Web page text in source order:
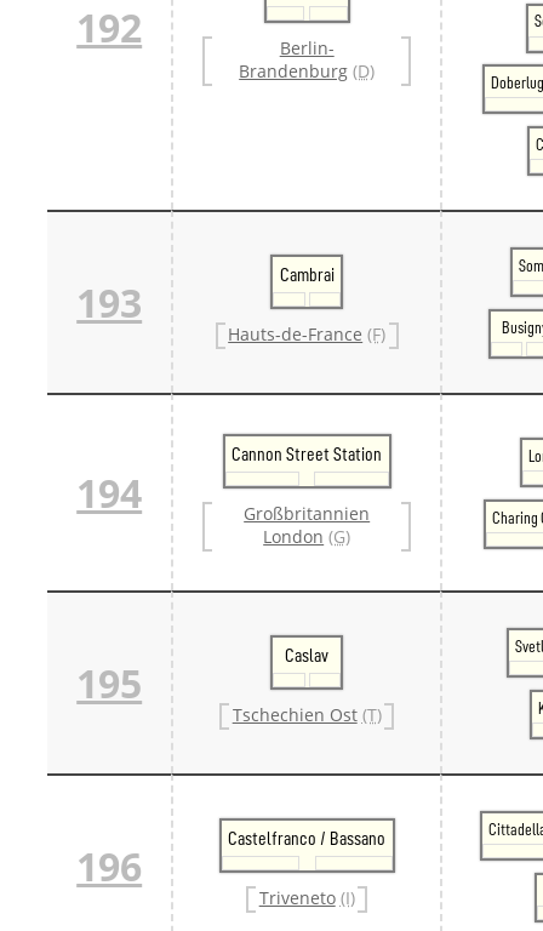
192
Berlin-
Brandenburg (D)
193
Cambrai
Hauts-de-France (F)
194
Cannon Street Station
Großbritannien
London (G)
Charing
195
Caslav
Tschechien Ost (T)
196
Castelfranco / Bassano
Triveneto (I)